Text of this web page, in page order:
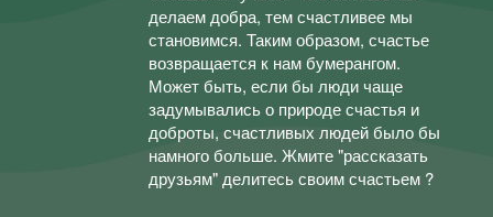
делаем добра, тем счастливее мы
становимся. Таким образом, счастье
возвращается к нам бумерангом.
Может быть, если бы люди чаще
задумывались о природе счастья и
доброты, счастливых людей было бы
намного больше. Жмите "рассказать
друзьям" делитесь своим счастьем ?